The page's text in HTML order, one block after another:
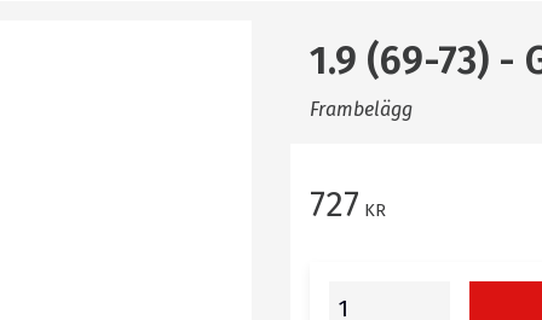
1.9 (69-73) -
Frambelägg
727 KR